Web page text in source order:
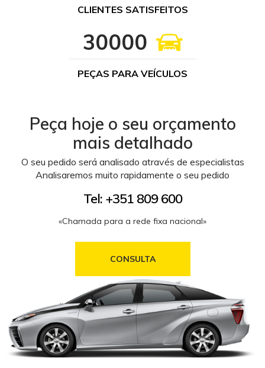
CLIENTES SATISFEITOS
30000
PEÇAS PARA VEÍCULOS
Peça hoje o seu orçamento
mais detalhado
O seu pedido será analisado através de especialistas
Analisaremos muito rapidamente o seu pedido
Tel: +351 809 600
«Chamada para a rede fixa nacional»
CONSULTA